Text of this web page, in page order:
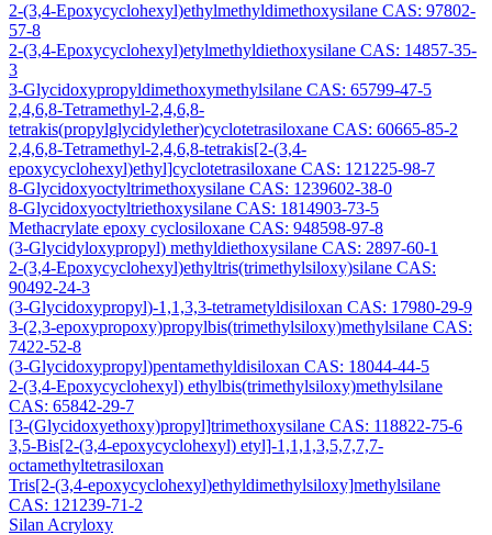
2-(3,4-Epoxycyclohexyl)ethylmethyldimethoxysilane CAS: 97802-
57-8
2-(3,4-Epoxycyclohexyl)etylmethyldiethoxysilane CAS: 14857-35-
3
3-Glycidoxypropyldimethoxymethylsilane CAS: 65799-47-5
2,4,6,8-Tetramethyl-2,4,6,8-
tetrakis(propylglycidylether)cyclotetrasiloxane CAS: 60665-85-2
2,4,6,8-Tetramethyl-2,4,6,8-tetrakis[2-(3,4-
epoxycyclohexyl)ethyl]cyclotetrasiloxane CAS: 121225-98-7
8-Glycidoxyoctyltrimethoxysilane CAS: 1239602-38-0
8-Glycidoxyoctyltriethoxysilane CAS: 1814903-73-5
Methacrylate epoxy cyclosiloxane CAS: 948598-97-8
(3-Glycidyloxypropyl) methyldiethoxysilane CAS: 2897-60-1
2-(3,4-Epoxycyclohexyl)ethyltris(trimethylsiloxy)silane CAS:
90492-24-3
(3-Glycidoxypropyl)-1,1,3,3-tetrametyldisiloxan CAS: 17980-29-9
3-(2,3-epoxypropoxy)propylbis(trimethylsiloxy)methylsilane CAS:
7422-52-8
(3-Glycidoxypropyl)pentamethyldisiloxan CAS: 18044-44-5
2-(3,4-Epoxycyclohexyl) ethylbis(trimethylsiloxy)methylsilane
CAS: 65842-29-7
[3-(Glycidoxyethoxy)propyl]trimethoxysilane CAS: 118822-75-6
3,5-Bis[2-(3,4-epoxycyclohexyl) etyl]-1,1,1,3,5,7,7,7-
octamethyltetrasiloxan
Tris[2-(3,4-epoxycyclohexyl)ethyldimethylsiloxy]methylsilane
CAS: 121239-71-2
Silan Acryloxy